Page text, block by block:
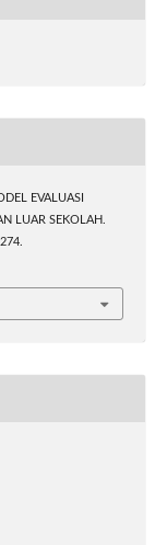
EVALUASI
LUAR SEKOLAH.